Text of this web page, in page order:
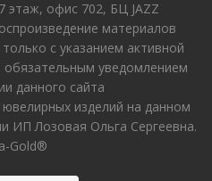
этаж, офис 702, БЦ JAZZ
материалов
с указанием активной
обязательным уведомлением
данного сайта
изделий на данном
ИП Лозовая Ольга Сергеевна.
Gold®